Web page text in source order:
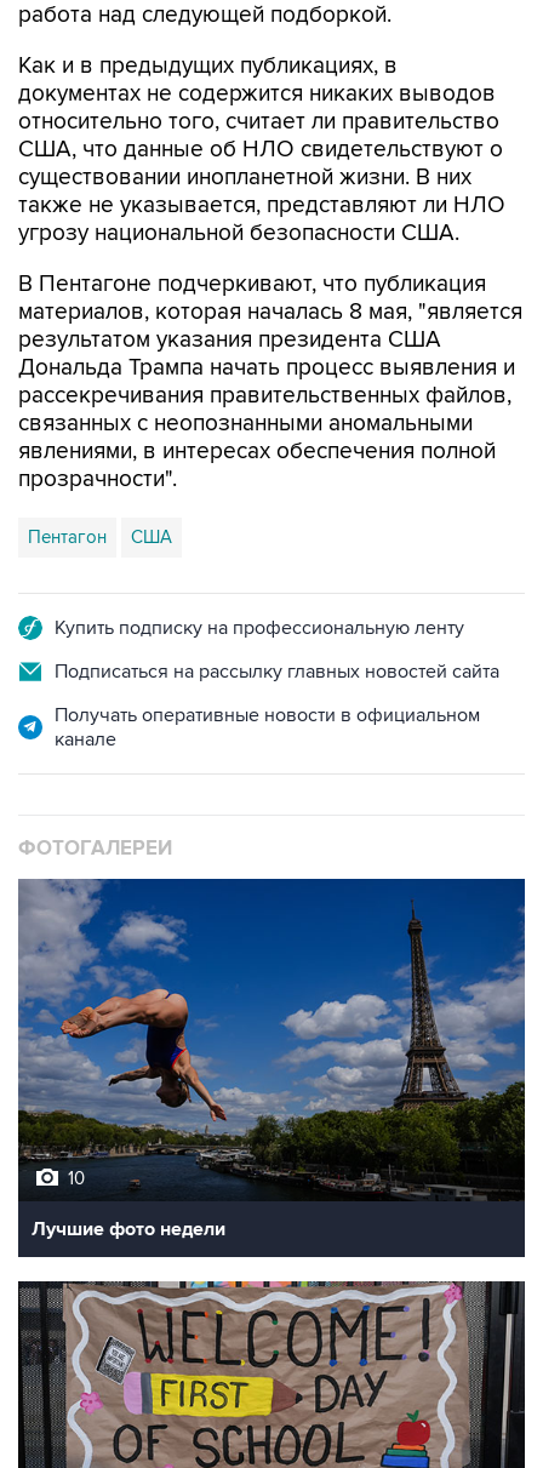
Как и в предыдущих публикациях, в
относительно того, считает ли правительство
США, что данные об НЛО свидетельствуют о
существовании инопланетной жизни. В них
также не указывается, представляют ли НЛО
угрозу национальной безопасности США.
В Пентагоне подчеркивают, что публикация
результатом указания президента США
Дональда Трампа начать процесс выявления и
рассекречивания правительственных файлов,
связанных с неопознанными аномальными
явлениями, в интересах обеспечения полной
прозрачности".
Пентагон США
Подписаться на рассылку главных новостей сайта
Получать оперативные новости в официальном
10
Лучшие фото недели